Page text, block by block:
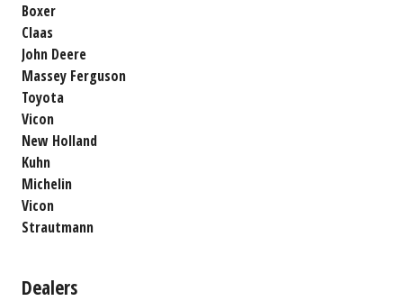
Boxer
Claas
John Deere
Massey Ferguson
Toyota
Vicon
New Holland
Kuhn
Michelin
Vicon
Strautmann
Dealers